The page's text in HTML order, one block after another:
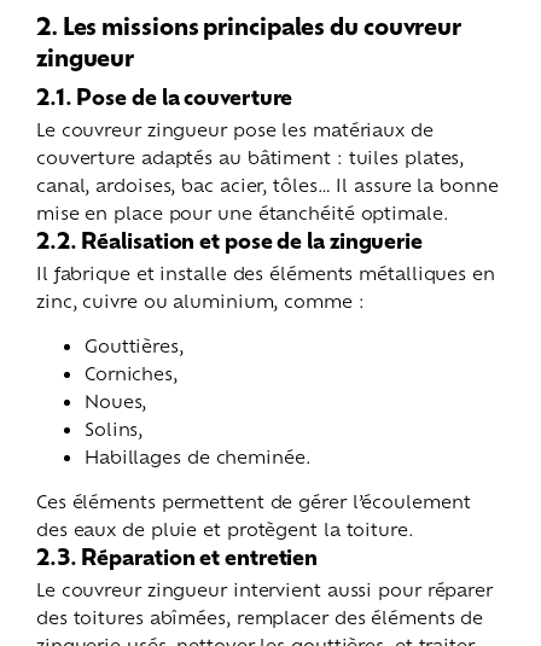
2. Les missions principales du couvreur
zingueur
2.1. Pose de la couverture
Le couvreur zingueur pose les matériaux de
couverture adaptés au bâtiment : tuiles plates,
canal, ardoises, bac acier, tôles… Il assure la bonne
mise en place pour une étanchéité optimale.
2.2. Réalisation et pose de la zinguerie
Il fabrique et installe des éléments métalliques en
zinc, cuivre ou aluminium, comme :
Gouttières,
Corniches,
Noues,
Solins,
Habillages de cheminée.
Ces éléments permettent de gérer l’écoulement
des eaux de pluie et protègent la toiture.
2.3. Réparation et entretien
Le couvreur zingueur intervient aussi pour réparer
des toitures abîmées, remplacer des éléments de